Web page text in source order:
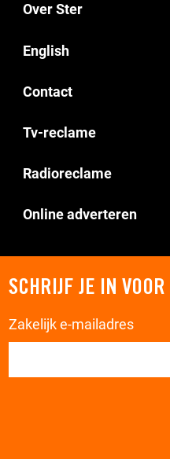
Over Ster
English
Contact
Tv-reclame
Radioreclame
Online adverteren
SCHRIJF JE IN
Zakelijk e-mailadres